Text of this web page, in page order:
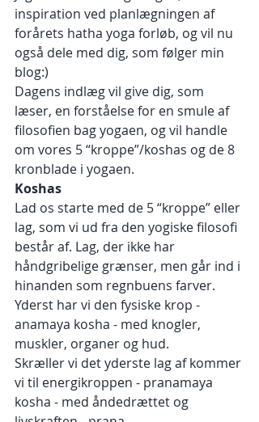
inspiration ved planlægningen af
forårets hatha yoga forløb, og vil nu
også dele med dig, som følger min
blog:)
Dagens indlæg vil give dig, som
læser, en forståelse for en smule af
filosofien bag yogaen, og vil handle
om vores 5 “kroppe”/koshas og de 8
kronblade i yogaen.
Koshas
Lad os starte med de 5 “kroppe” eller
lag, som vi ud fra den yogiske filosofi
består af. Lag, der ikke har
håndgribelige grænser, men går ind i
hinanden som regnbuens farver.
Yderst har vi den fysiske krop -
anamaya kosha - med knogler,
muskler, organer og hud.
Skræller vi det yderste lag af kommer
vi til energikroppen - pranamaya
kosha - med åndedrættet og